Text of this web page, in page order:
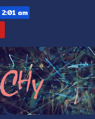
2:01 am